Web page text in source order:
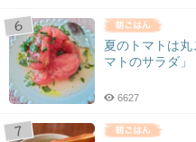
夏のトマトは
マトのサラダ」
6627